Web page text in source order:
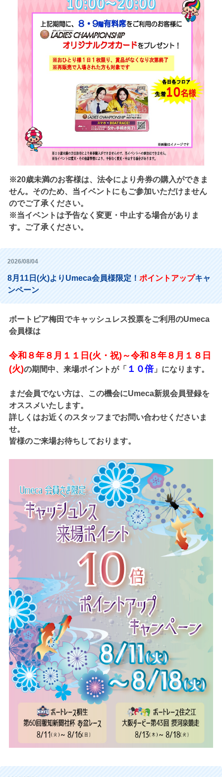
※20歳未満のお客様は、法令により舟券の購入ができま
せん。そのため、当イベントにもご参加いただけません
のでご了承ください。
※当イベントは予告なく変更・中止する場合がありま
す。ご了承ください。
2026/08/04
8月11日(火)よりUmeca会員様限定！ ポイントアップキャ
ンペーン
ボートピア梅田でキャッシュレス投票をご利用のUmeca
会員様は
令和８年８月１１日(火・祝)～令和８年８月１８日
(火)の期間中、来場ポイントが「 １０倍」になります。
まだ会員でない方は、この機会にUmeca新規会員登録を
オススメいたします。
詳しくはお近くのスタッフまでお問い合わせくださいま
せ。
皆様のご来場お待ちしております。